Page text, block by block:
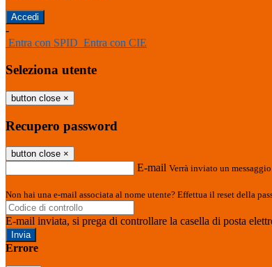
-
Entra con SPID Entra con CIE
Seleziona utente
button close ×
Recupero password
button close ×
E-mail Verrà inviato un
Non hai una e-mail associata al nome utente? Effettua il reset della
E-mail inviata, si prega di controllare la casella di posta
Errore